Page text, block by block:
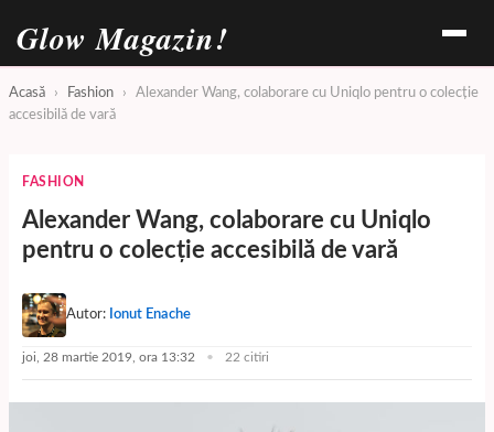
Glow Magazin!
Acasă › Fashion ›
Alexander Wang, colaborare cu Uniqlo pentru o colecție
accesibilă de vară
FASHION
Alexander Wang, colaborare cu Uniqlo
pentru o colecție accesibilă de vară
Autor: Ionut Enache
joi, 28 martie 2019, ora 13:32 22 citiri